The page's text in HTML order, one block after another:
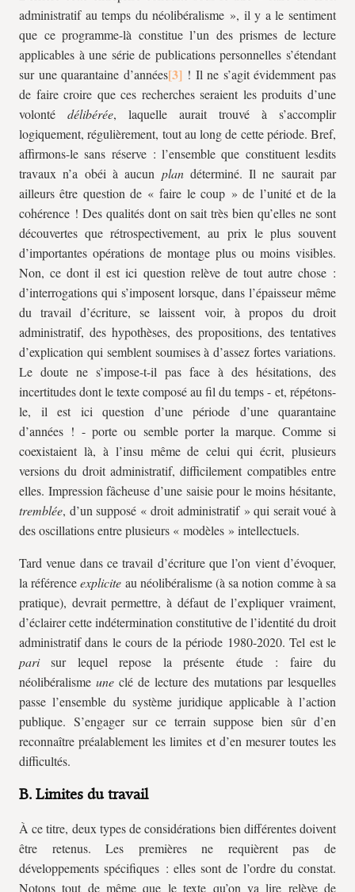
administratif au temps du néolibéralisme », il y a le sentiment
que ce programme-là constitue l’un des prismes de lecture
applicables à une série de publications personnelles s’étendant
sur une quarantaine d’années
! Il ne s’agit évidemment pas
de faire croire que ces recherches seraient les produits d’une
volonté délibérée, laquelle aurait trouvé à s’accomplir
logiquement, régulièrement, tout au long de cette période. Bref,
affirmons-le sans réserve : l’ensemble que constituent lesdits
travaux n’a obéi à aucun plandéterminé. Il ne saurait par
ailleurs être question de « faire le coup » de l’unité et de la
cohérence ! Des qualités dont on sait très bien qu’elles ne sont
découvertes que rétrospectivement, au prix le plus souvent
d’importantes opérations de montage plus ou moins visibles.
Non, ce dont il est ici question relève de tout autre chose :
d’interrogations qui s’imposent lorsque, dans l’épaisseur même
du travail d’écriture, se laissent voir, à propos du droit
administratif, des hypothèses, des propositions, des tentatives
d’explication qui semblent soumises à d’assez fortes variations.
Le doute ne s’impose-t-il pas face à des hésitations, des
incertitudes dont le texte composé au fil du temps - et, répétons-
le, il est ici question d’une période d’une quarantaine
d’années ! - porte ou semble porter la marque. Comme si
coexistaient là, à l’insu même de celui qui écrit, plusieurs
versions du droit administratif, difficilement compatibles entre
elles. Impression fâcheuse d’une saisie pour le moins hésitante,
tremblée, d’un supposé « droit administratif » qui serait voué à
des oscillations entre plusieurs « modèles » intellectuels.
Tard venue dans ce travail d’écriture que l’on vient d’évoquer,
la référenceexplicite au néolibéralisme (à sa notion comme à sa
pratique), devrait permettre, à défaut de l’expliquer vraiment,
d’éclairer cette indétermination constitutive de l’identité du droit
administratif dans le cours de la période 1980-2020. Tel est le
parisur lequel repose la présente étude : faire du
néolibéralisme une clé de lecture des mutations par lesquelles
passe l’ensemble du système juridique applicable à l’action
publique. S’engager sur ce terrain suppose bien sûr d’en
reconnaître préalablement les limites et d’en mesurer toutes les
difficultés.
B. Limites du travail
À ce titre, deux types de considérations bien différentes doivent
être retenus. Les premières ne requièrent pas de
développements spécifiques : elles sont de l’ordre du constat.
Notons tout de même que le texte qu’on va lire relève de